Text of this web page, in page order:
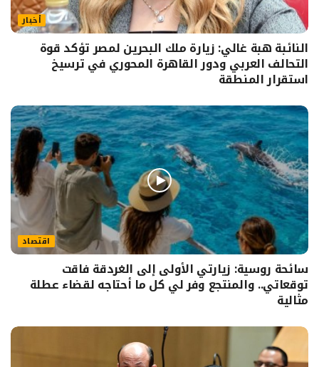
أخبار
النائبة هبة غالي: زيارة ملك البحرين لمصر تؤكد قوة
التحالف العربي ودور القاهرة المحوري في ترسيخ
استقرار المنطقة
اقتصاد
سائحة روسية: زيارتي الأولى إلى الغردقة فاقت
توقعاتي.. والمنتجع وفر لي كل ما أحتاجه لقضاء عطلة
مثالية